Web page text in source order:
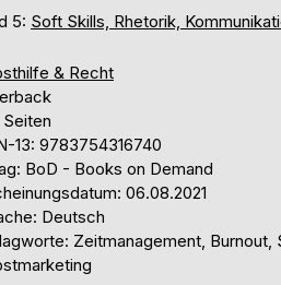
5: Soft Skills, Rhetorik,
& Recht
13: 9783754316740
BoD - Books on Demand
06.08.2021
Deutsch
Zeitmanagement,